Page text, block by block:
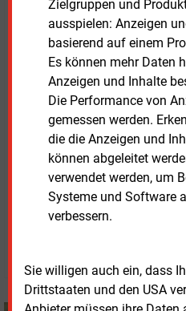
Zielgruppen und
ausspielen: Anzeigen
basierend auf einem
Es können mehr Daten
Anzeigen und Inhalte
Die Performance von
gemessen werden.
die die Anzeigen und
können abgeleitet
verwendet werden, um
Systeme und Software
verbessern.
Sie willigen auch ein, dass
Drittstaaten und den USA
bestehender Netze müssen
werden“, forderte Liebing
dass die Branche mit der
gegangen ist.
DerErgebnisbericht 2025
bereit.
Mittwoch, 25.03.2026, 11:55 Uhr
Susanne Harmsen